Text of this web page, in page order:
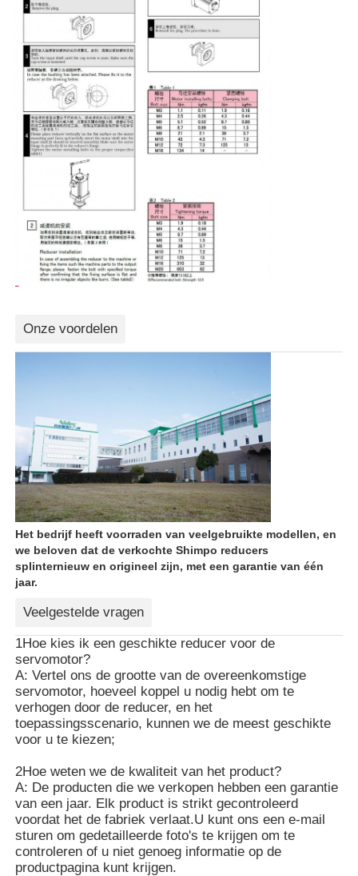
Onze voordelen
Het bedrijf heeft voorraden van veelgebruikte modellen, en
we beloven dat de verkochte Shimpo reducers
splinternieuw en origineel zijn, met een garantie van één
jaar.
Veelgestelde vragen
1Hoe kies ik een geschikte reducer voor de
servomotor?
A: Vertel ons de grootte van de overeenkomstige
servomotor, hoeveel koppel u nodig hebt om te
verhogen door de reducer, en het
toepassingsscenario, kunnen we de meest geschikte
voor u te kiezen;
2Hoe weten we de kwaliteit van het product?
A: De producten die we verkopen hebben een garantie
van een jaar. Elk product is strikt gecontroleerd
voordat het de fabriek verlaat.U kunt ons een e-mail
sturen om gedetailleerde foto's te krijgen om te
controleren of u niet genoeg informatie op de
productpagina kunt krijgen.